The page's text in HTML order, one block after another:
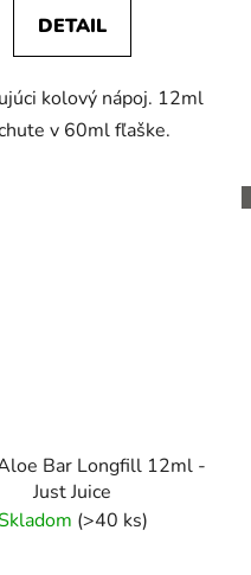
DETAIL
kolový nápoj. 12ml
v 60ml fľaške.
Bar Longfill 12ml -
Just Juice
(>40 ks)